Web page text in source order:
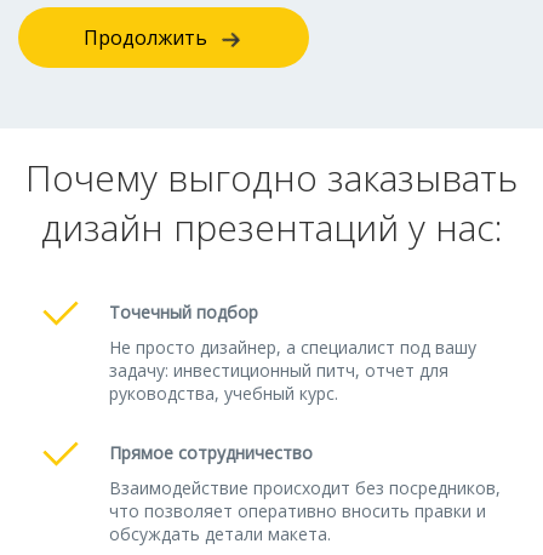
Продолжить
Почему выгодно заказывать
дизайн презентаций у нас:
Точечный подбор
Не просто дизайнер, а специалист под вашу
задачу: инвестиционный питч, отчет для
руководства, учебный курс.
Прямое сотрудничество
Взаимодействие происходит без посредников,
что позволяет оперативно вносить правки и
обсуждать детали макета.